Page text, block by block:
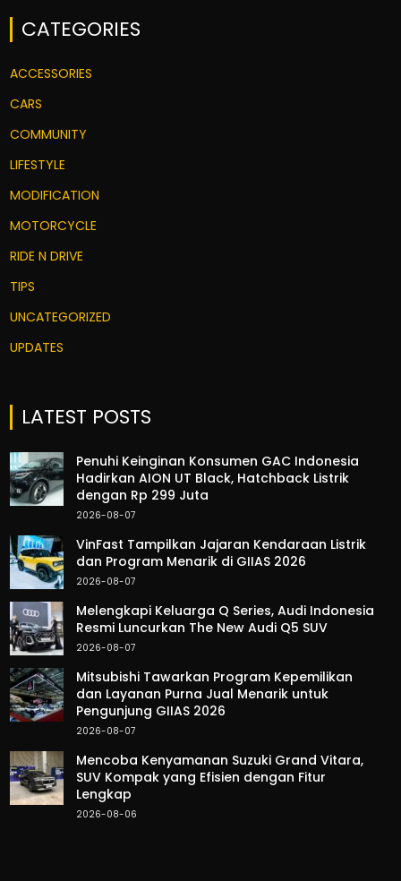
CATEGORIES
ACCESSORIES
CARS
COMMUNITY
LIFESTYLE
MODIFICATION
MOTORCYCLE
RIDE N DRIVE
TIPS
UNCATEGORIZED
UPDATES
LATEST POSTS
Penuhi Keinginan Konsumen GAC Indonesia
Hadirkan AION UT Black, Hatchback Listrik
dengan Rp 299 Juta
2026-08-07
VinFast Tampilkan Jajaran Kendaraan Listrik
dan Program Menarik di GIIAS 2026
2026-08-07
Melengkapi Keluarga Q Series, Audi Indonesia
Resmi Luncurkan The New Audi Q5 SUV
2026-08-07
Mitsubishi Tawarkan Program Kepemilikan
dan Layanan Purna Jual Menarik untuk
Pengunjung GIIAS 2026
2026-08-07
Mencoba Kenyamanan Suzuki Grand Vitara,
SUV Kompak yang Efisien dengan Fitur
Lengkap
2026-08-06